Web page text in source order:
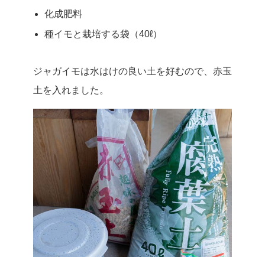
化成肥料
種イモと栽培する袋（40ℓ）
ジャガイモは水はけの良い土を好むので、赤玉
土を入れました。